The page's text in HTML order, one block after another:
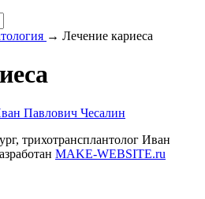
→ Лечение кариеса
трихотрансплантолог Иван
MAKE-WEBSITE.ru